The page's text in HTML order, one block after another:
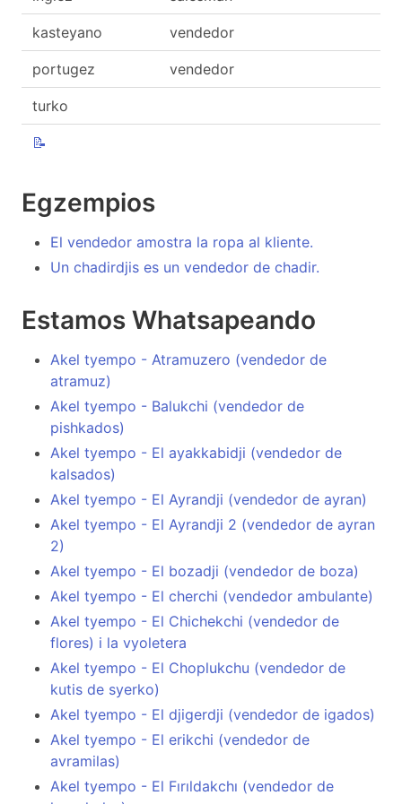
kasteyano vendedor
portugez vendedor
turko
📝
Egzempios
El vendedor amostra la ropa al kliente.
Un chadirdjis es un vendedor de chadir.
Estamos Whatsapeando
Akel tyempo - Atramuzero (vendedor de
atramuz)
Akel tyempo - Balukchi (vendedor de
pishkados)
Akel tyempo - El ayakkabidji (vendedor de
kalsados)
Akel tyempo - El Ayrandji (vendedor de ayran)
Akel tyempo - El Ayrandji 2 (vendedor de ayran
2)
Akel tyempo - El bozadji (vendedor de boza)
Akel tyempo - El cherchi (vendedor ambulante)
Akel tyempo - El Chichekchi (vendedor de
flores) i la vyoletera
Akel tyempo - El Choplukchu (vendedor de
kutis de syerko)
Akel tyempo - El djigerdji (vendedor de igados)
Akel tyempo - El erikchi (vendedor de
avramilas)
Akel tyempo - El Fırıldakchı (vendedor de